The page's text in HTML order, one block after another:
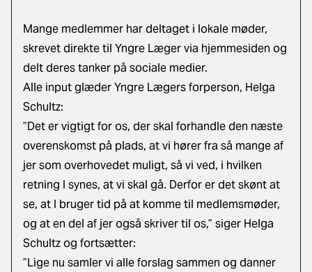
Mange medlemmer har deltaget i lokale møder,
skrevet direkte til Yngre Læger via hjemmesiden og
delt deres tanker på sociale medier.
Alle input glæder Yngre Lægers forperson, Helga
Schultz:
”Det er vigtigt for os, der skal forhandle den næste
overenskomst på plads, at vi hører fra så mange af
jer som overhovedet muligt, så vi ved, i hvilken
retning I synes, at vi skal gå. Derfor er det skønt at
se, at I bruger tid på at komme til medlemsmøder,
og at en del af jer også skriver til os,” siger Helga
Schultz og fortsætter:
”Lige nu samler vi alle forslag sammen og danner